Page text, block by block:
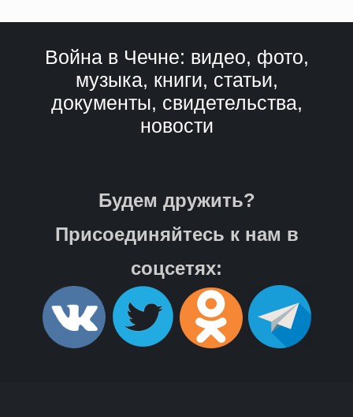
Война в Чечне: видео, фото,
музыка, книги, статьи,
документы, свидетельства,
новости
Будем дружить?
Присоединяйтесь к нам в
соцсетях: